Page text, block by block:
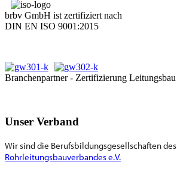
brbv GmbH ist zertifiziert nach
DIN EN ISO 9001:2015
Branchenpartner - Zertifizierung Leitungsbau
Unser Verband
Wir sind die Berufsbildungsgesellschaften des
Rohrleitungsbauverbandes e.V.